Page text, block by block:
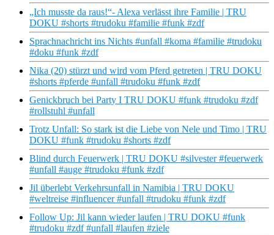
„Ich musste da raus!“- Alexa verlässt ihre Familie | TRU
DOKU #shorts #trudoku #familie #funk #zdf
Sprachnachricht ins Nichts #unfall #koma #familie #trudoku
#doku #funk #zdf
Nika (20) stürzt und wird vom Pferd getreten | TRU DOKU
#shorts #pferde #unfall #trudoku #funk #zdf
Genickbruch bei Party I TRU DOKU #funk #trudoku #zdf
#rollstuhl #unfall
Trotz Unfall: So stark ist die Liebe von Nele und Timo | TRU
DOKU #funk #trudoku #shorts #zdf
Blind durch Feuerwerk | TRU DOKU #silvester #feuerwerk
#unfall #auge #trudoku #funk #zdf
Jil überlebt Verkehrsunfall in Namibia | TRU DOKU
#weltreise #influencer #unfall #trudoku #funk #zdf
Follow Up: Jil kann wieder laufen | TRU DOKU #funk
#trudoku #zdf #unfall #laufen #ziele